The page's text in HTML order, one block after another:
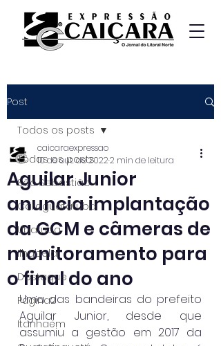
Post
Todos os posts
São Sebastião
Caraguatatuba
Ubatuba
Ilhabela
Destaque
Página2
Itanhaém
Todos os posts
Aguilar Junior
anuncia implantação
da GCM e câmeras de
monitoramento para
o final do ano
caicaraexpressao
10 de out. de 20222 min de leitura
Uma das bandeiras do prefeito
Aguilar Junior, desde que
assumiu a gestão em 2017 da